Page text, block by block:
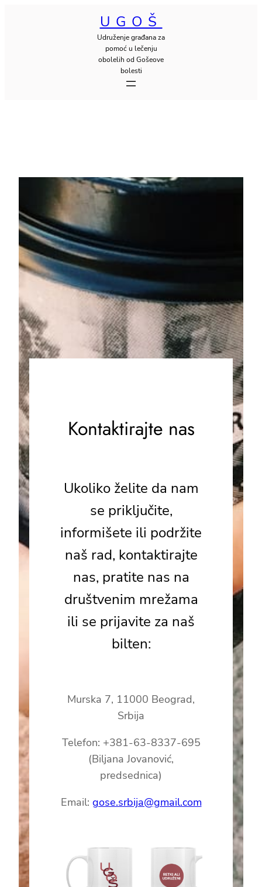
UGOŠ
Udruženje građana za
pomoć u lečenju
obolelih od Gošeove
bolesti
Kontaktirajte nas
Ukoliko želite da nam
se priključite,
informišete ili podržite
naš rad, kontaktirajte
nas, pratite nas na
društvenim mrežama
ili se prijavite za naš
bilten:
Murska 7, 11000 Beograd,
Srbija
Telefon: +381-63-8337-695
(Biljana Jovanović,
predsednica)
Email: gose.srbija@gmail.com